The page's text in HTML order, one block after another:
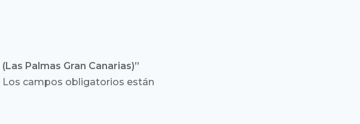
Palmas Gran Canarias)”
Los campos obligatorios están